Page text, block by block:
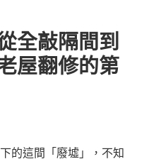
全敲隔間到
屋翻修的第
的這間「廢墟」，不知